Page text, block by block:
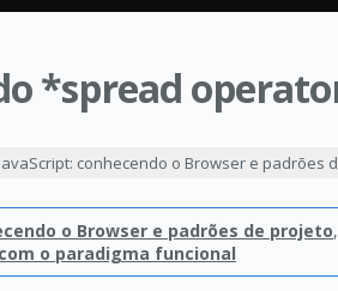
*spread
JavaScript: conhecendo o Browser e padrões
o Browser e padrões de projeto
o paradigma funcional